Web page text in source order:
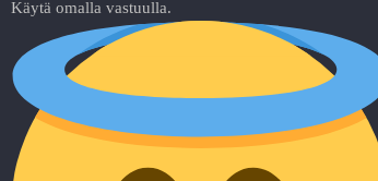
Käytä omalla vastuulla.